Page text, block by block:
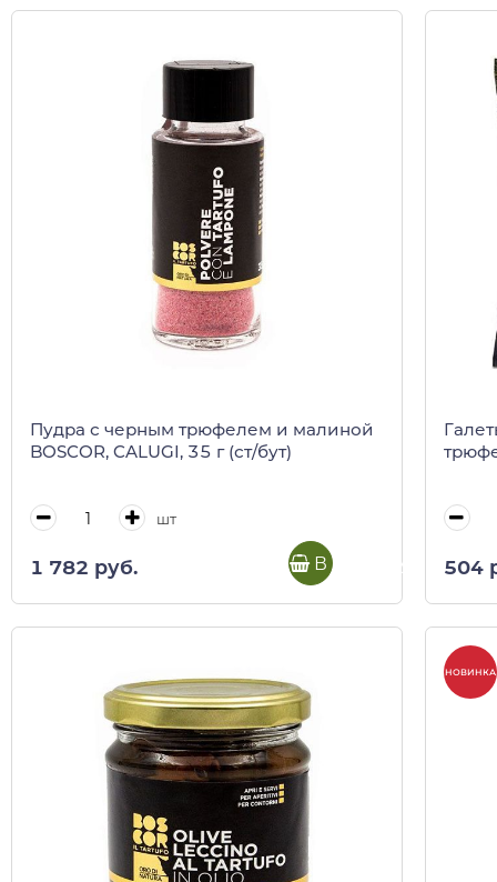
Пудра с черным трюфелем и малиной
BOSCOR, CALUGI, 35 г (ст/бут)
шт
1 782 руб. В корзину 504
НОВИНКА